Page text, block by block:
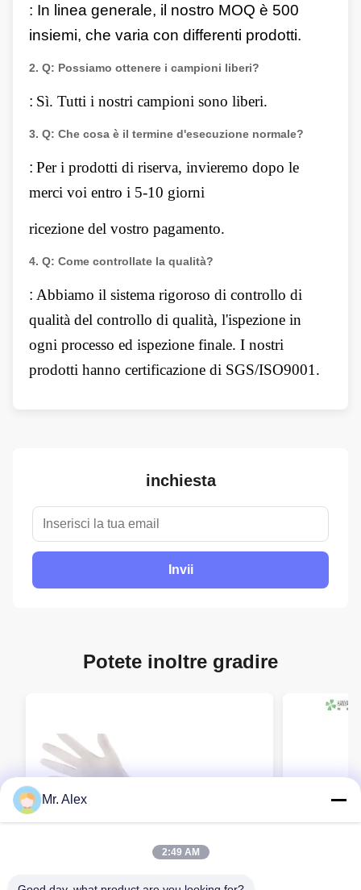
: In linea generale, il nostro MOQ è 500
insiemi, che varia con differenti prodotti.
2. Q: Possiamo ottenere i campioni liberi?
: Sì. Tutti i nostri campioni sono liberi.
3. Q: Che cosa è il termine d'esecuzione normale?
: Per i prodotti di riserva, invieremo dopo le
merci voi entro i 5-10 giorni
ricezione del vostro pagamento.
4. Q: Come controllate la qualità?
: Abbiamo il sistema rigoroso di controllo di
qualità del controllo di qualità, l'ispezione in
ogni processo ed ispezione finale. I nostri
prodotti hanno certificazione di SGS/ISO9001.
inchiesta
Invii
Potete inoltre gradire
Mr. Alex
2:49 AM